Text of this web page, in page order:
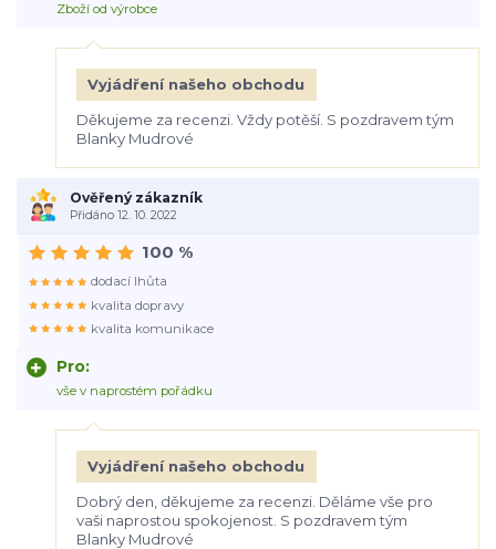
Zboží od výrobce
Vyjádření našeho obchodu
Děkujeme za recenzi. Vždy potěší. S pozdravem tým
Blanky Mudrové
Ověřený zákazník
Přidáno 12. 10. 2022
Pro:
vše v naprostém pořádku
100 %
dodací lhůta
kvalita dopravy
kvalita komunikace
Vyjádření našeho obchodu
Dobrý den, děkujeme za recenzi. Děláme vše pro
vaši naprostou spokojenost. S pozdravem tým
Blanky Mudrové